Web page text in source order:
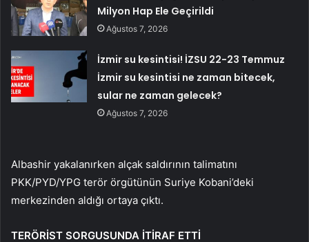
Milyon Hap Ele Geçirildi
Ağustos 7, 2026
İzmir su kesintisi! İZSU 22-23 Temmuz
İzmir su kesintisi ne zaman bitecek,
sular ne zaman gelecek?
Ağustos 7, 2026
Albashir yakalanırken alçak saldırının talimatını
PKK/PYD/YPG terör örgütünün Suriye Kobani’deki
merkezinden aldığı ortaya çıktı.
TERÖRİST SORGUSUNDA İTİRAF ETTİ